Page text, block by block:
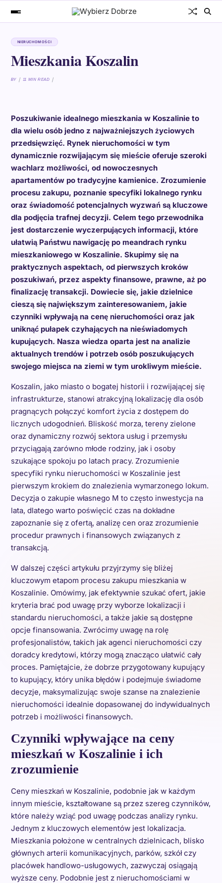
NIERUCHOMOŚCI
Mieszkania Koszalin
BY 11 MIN READ
Poszukiwanie idealnego mieszkania w Koszalinie to
dla wielu osób jedno z najważniejszych życiowych
przedsięwzięć. Rynek nieruchomości w tym
dynamicznie rozwijającym się mieście oferuje szeroki
wachlarz możliwości, od nowoczesnych
apartamentów po tradycyjne kamienice. Zrozumienie
procesu zakupu, poznanie specyfiki lokalnego rynku
oraz świadomość potencjalnych wyzwań są kluczowe
dla podjęcia trafnej decyzji. Celem tego przewodnika
jest dostarczenie wyczerpujących informacji, które
ułatwią Państwu nawigację po meandrach rynku
mieszkaniowego w Koszalinie. Skupimy się na
praktycznych aspektach, od pierwszych kroków
poszukiwań, przez aspekty finansowe, prawne, aż po
finalizację transakcji. Dowiecie się, jakie dzielnice
cieszą się największym zainteresowaniem, jakie
czynniki wpływają na cenę nieruchomości oraz jak
uniknąć pułapek czyhających na nieświadomych
kupujących. Nasza wiedza oparta jest na analizie
aktualnych trendów i potrzeb osób poszukujących
swojego miejsca na ziemi w tym urokliwym mieście.
Koszalin, jako miasto o bogatej historii i rozwijającej się
infrastrukturze, stanowi atrakcyjną lokalizację dla osób
pragnących połączyć komfort życia z dostępem do
licznych udogodnień. Bliskość morza, tereny zielone
oraz dynamiczny rozwój sektora usług i przemysłu
przyciągają zarówno młode rodziny, jak i osoby
szukające spokoju po latach pracy. Zrozumienie
specyfiki rynku nieruchomości w Koszalinie jest
pierwszym krokiem do znalezienia wymarzonego lokum.
Decyzja o zakupie własnego M to często inwestycja na
lata, dlatego warto poświęcić czas na dokładne
zapoznanie się z ofertą, analizę cen oraz zrozumienie
procedur prawnych i finansowych związanych z
transakcją.
W dalszej części artykułu przyjrzymy się bliżej
kluczowym etapom procesu zakupu mieszkania w
Koszalinie. Omówimy, jak efektywnie szukać ofert, jakie
kryteria brać pod uwagę przy wyborze lokalizacji i
standardu nieruchomości, a także jakie są dostępne
opcje finansowania. Zwrócimy uwagę na rolę
profesjonalistów, takich jak agenci nieruchomości czy
doradcy kredytowi, którzy mogą znacząco ułatwić cały
proces. Pamiętajcie, że dobrze przygotowany kupujący
to kupujący, który unika błędów i podejmuje świadome
decyzje, maksymalizując swoje szanse na znalezienie
nieruchomości idealnie dopasowanej do indywidualnych
potrzeb i możliwości finansowych.
Czynniki wpływające na ceny
mieszkań w Koszalinie i ich
zrozumienie
Ceny mieszkań w Koszalinie, podobnie jak w każdym
innym mieście, kształtowane są przez szereg czynników,
które należy wziąć pod uwagę podczas analizy rynku.
Jednym z kluczowych elementów jest lokalizacja.
Mieszkania położone w centralnych dzielnicach, blisko
głównych arterii komunikacyjnych, parków, szkół czy
placówek handlowo-usługowych, zazwyczaj osiągają
wyższe ceny. Podobnie jest z nieruchomościami w